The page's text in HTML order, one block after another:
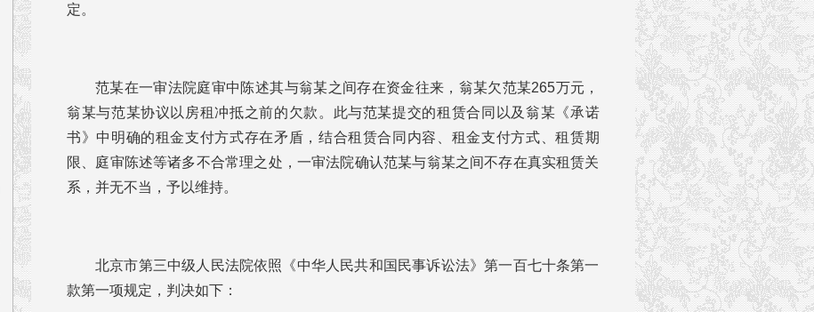
定。
范某在一审法院庭审中陈述其与翁某之间存在资金往来，翁某欠范某265万元，
翁某与范某协议以房租冲抵之前的欠款。此与范某提交的租赁合同以及翁某《承诺
书》中明确的租金支付方式存在矛盾，结合租赁合同内容、租金支付方式、租赁期
限、庭审陈述等诸多不合常理之处，一审法院确认范某与翁某之间不存在真实租赁关
系，并无不当，予以维持。
北京市第三中级人民法院依照《中华人民共和国民事诉讼法》第一百七十条第一
款第一项规定，判决如下：